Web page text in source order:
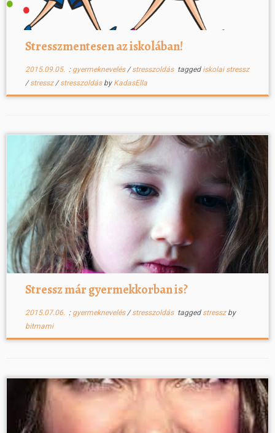
Stresszmentesen az iskolában!
2015.09.05.: gyermeknevelés/stresszoldás tagged iskolai stressz
/stressz/stresszoldás by KadasElla
Stressz már gyermekkorban is?
2015.07.06.: gyermeknevelés/stresszoldás tagged stressz by
bitmami